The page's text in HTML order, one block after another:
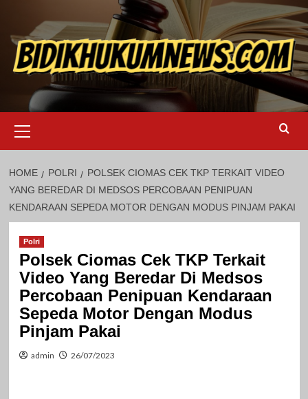
content
Menu
HOME POLRI
POLSEK CIOMAS CEK TKP TERKAIT VIDEO
YANG BEREDAR DI MEDSOS PERCOBAAN PENIPUAN
KENDARAAN SEPEDA MOTOR DENGAN MODUS PINJAM PAKAI
Polri
Polsek Ciomas Cek TKP Terkait
Video Yang Beredar Di Medsos
Percobaan Penipuan Kendaraan
Sepeda Motor Dengan Modus
Pinjam Pakai
admin 26/07/2023